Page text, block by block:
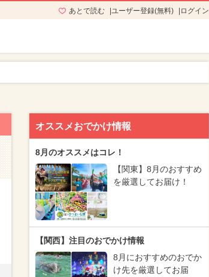
あとで読む ユーザー登録(無料) ログイン
オススメおでかけ情報
8月のオススメはコレ！
【関東】8月のおすすめ
を厳選してお届け！
【関西】注目のおでかけ情報
8月におすすめのおでか
け先を厳選してお届